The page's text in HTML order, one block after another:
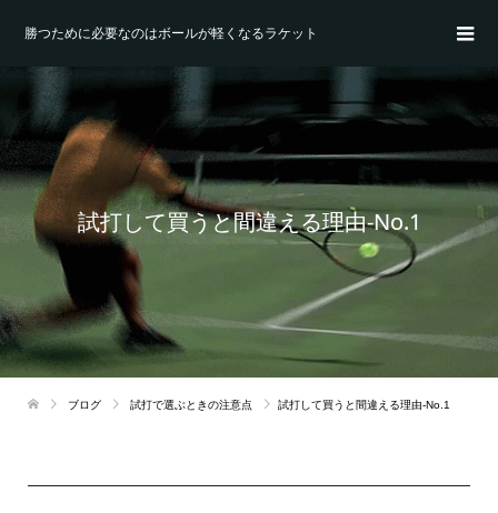
勝つために必要なのはボールが軽くなるラケット
試打して買うと間違える理由-No.1
ブログ 試打で選ぶときの注意点 試打して買うと間違える理由-No.1